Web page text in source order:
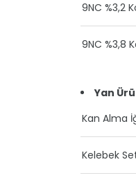
9NC %3,2
9NC %3,8
Yan
Kan Alma
Kelebek